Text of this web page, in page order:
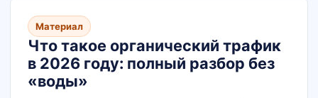
Материал
Что такое органический трафик
в 2026 году: полный разбор без
«воды»